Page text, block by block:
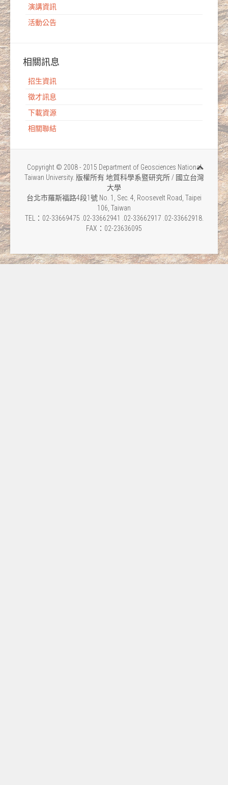
演講資訊
活動公告
相關訊息
招生資訊
徵才訊息
下載資源
相關聯結
Copyright © 2008 - 2015 Department of Geosciences National
Taiwan University. 版權所有 地質科學系暨研究所 / 國立台灣
大學
台北市羅斯福路4段1號 No. 1, Sec. 4, Roosevelt Road, Taipei
106, Taiwan
TEL：02-33669475 .02-33662941 .02-33662917 .02-33662918.
FAX：02-23636095